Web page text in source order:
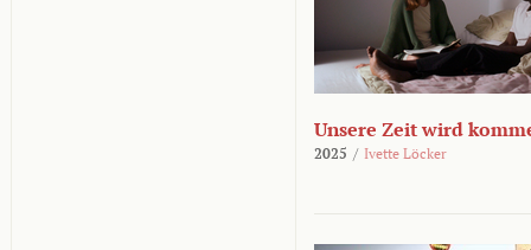
Unsere Zeit wird
2025 / Ivette Löcker